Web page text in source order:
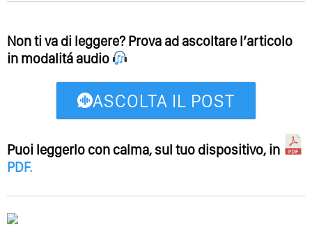
Non ti va di leggere? Prova ad ascoltare l’articolo
in modalitá audio
ASCOLTA IL POST
Puoi leggerlo con calma, sul tuo dispositivo, in
PDF.